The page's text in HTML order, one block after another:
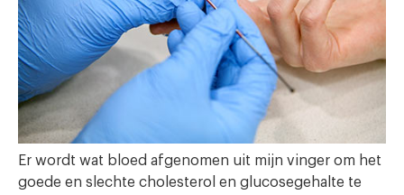
Er wordt wat bloed afgenomen uit mijn vinger om het
goede en slechte cholesterol en glucosegehalte te